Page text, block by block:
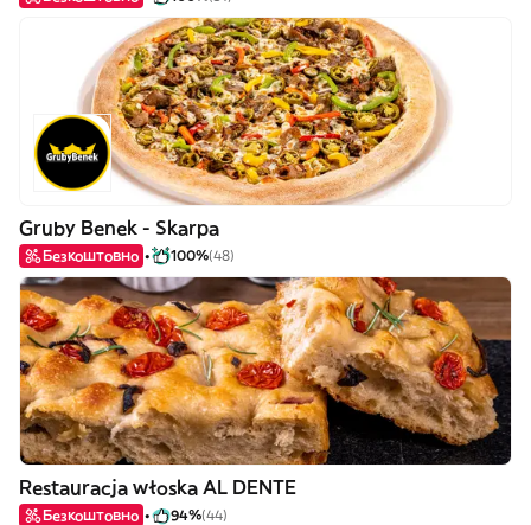
Gruby Benek - Skarpa
Безкоштовно 100%(48)
Restauracja włoska AL DENTE
Безкоштовно 94%(44)